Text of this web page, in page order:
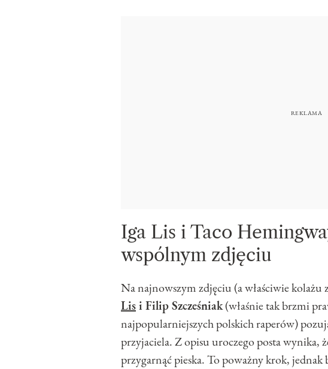
Iga Lis i Taco
wspólnym zdjęciu
Na najnowszym zdjęciu (a właściwie
Lisi Filip Szcześniak(właśnie tak brzmi
najpopularniejszych polskich raperów)
przyjaciela. Z opisu uroczego posta wynika,
przygarnąć pieska. To poważny krok,